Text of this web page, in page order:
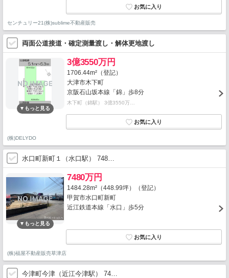
センチュリー21(株)sublime不動産販売
両面公道接道・確定測量渡し・解体更地渡し
3億3550万円
1706.44m²（登記）
大津市木下町
京阪石山坂本線「錦」歩8分
木下町（錦駅） 3億3550万…
(株)DELYDO
水口町新町１（水口駅） 748…
7480万円
1484.28m²（448.99坪）（登記）
甲賀市水口町新町
近江鉄道本線「水口」歩5分
(株)福屋不動産販売草津店
今津町今津（近江今津駅） 74…